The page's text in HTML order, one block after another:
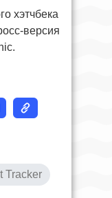
хэтчбека
версия
Tracker